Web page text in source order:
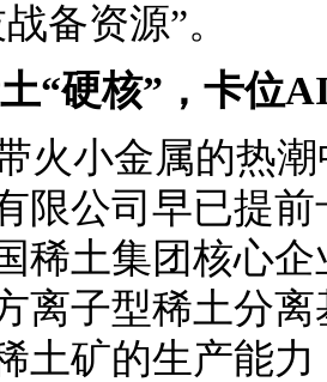
备资源”。
“硬核”，卡位
火小金属的热
限公司早已提
稀土集团核心
离子型稀土分
土矿的生产能